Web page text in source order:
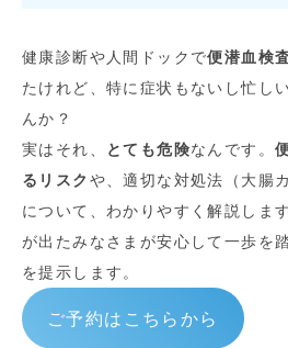
健康診断や人間ドックで便潜血検
たけれど、特に症状もないし忙し
んか？
実はそれ、
とても危険なんです。
るリスク や、適切な対処法（大腸
について、わかりやすく解説しま
が出たみなさまが安心して一歩を
を提示します。
ご予約はこちらから